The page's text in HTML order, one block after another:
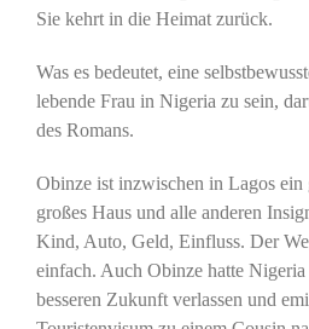
Sie kehrt in die Heimat zurück.
Was es bedeutet, eine
lebende Frau in Nigeria zu sein,
des Romans.
Obinze ist inzwischen in Lagos ein
großes Haus und alle anderen
Kind, Auto, Geld, Einfluss. Der
einfach. Auch Obinze hatte
besseren Zukunft verlassen und